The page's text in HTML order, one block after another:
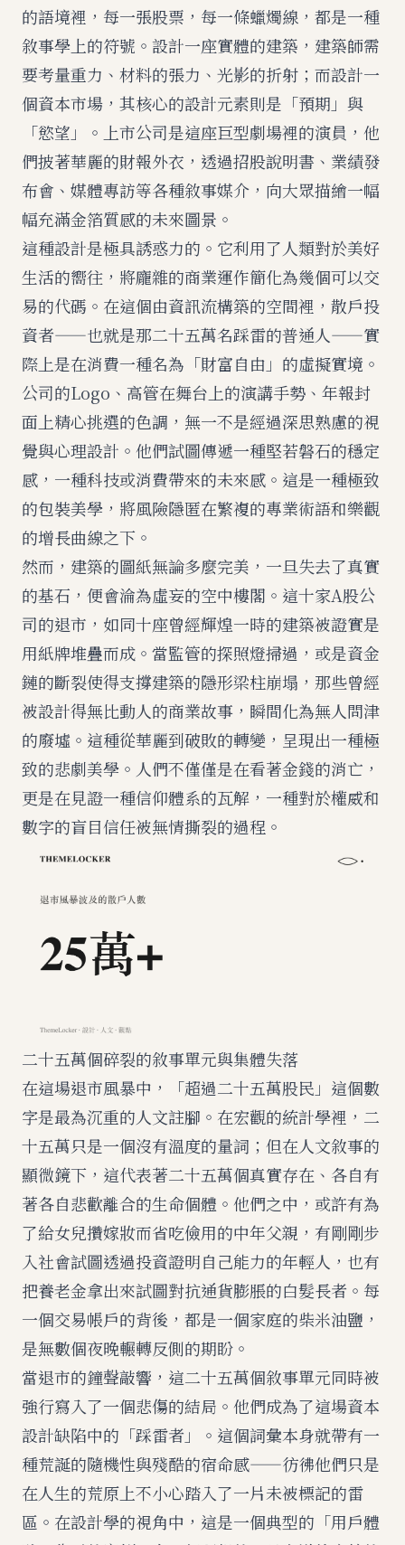
的語境裡，每一張股票，每一條蠟燭線，都是一種
敘事學上的符號。設計一座實體的建築，建築師需
要考量重力、材料的張力、光影的折射；而設計一
個資本市場，其核心的設計元素則是「預期」與
「慾望」。上市公司是這座巨型劇場裡的演員，他
們披著華麗的財報外衣，透過招股說明書、業績發
布會、媒體專訪等各種敘事媒介，向大眾描繪一幅
幅充滿金箔質感的未來圖景。
這種設計是極具誘惑力的。它利用了人類對於美好
生活的嚮往，將龐雜的商業運作簡化為幾個可以交
易的代碼。在這個由資訊流構築的空間裡，散戶投
資者——也就是那二十五萬名踩雷的普通人——實
際上是在消費一種名為「財富自由」的虛擬實境。
公司的Logo、高管在舞台上的演講手勢、年報封
面上精心挑選的色調，無一不是經過深思熟慮的視
覺與心理設計。他們試圖傳遞一種堅若磐石的穩定
感，一種科技或消費帶來的未來感。這是一種極致
的包裝美學，將風險隱匿在繁複的專業術語和樂觀
的增長曲線之下。
然而，建築的圖紙無論多麼完美，一旦失去了真實
的基石，便會淪為虛妄的空中樓閣。這十家A股公
司的退市，如同十座曾經輝煌一時的建築被證實是
用紙牌堆疊而成。當監管的探照燈掃過，或是資金
鏈的斷裂使得支撐建築的隱形梁柱崩塌，那些曾經
被設計得無比動人的商業故事，瞬間化為無人問津
的廢墟。這種從華麗到破敗的轉變，呈現出一種極
致的悲劇美學。人們不僅僅是在看著金錢的消亡，
更是在見證一種信仰體系的瓦解，一種對於權威和
數字的盲目信任被無情撕裂的過程。
二十五萬個碎裂的敘事單元與集體失落
在這場退市風暴中，「超過二十五萬股民」這個數
字是最為沉重的人文註腳。在宏觀的統計學裡，二
十五萬只是一個沒有溫度的量詞；但在人文敘事的
顯微鏡下，這代表著二十五萬個真實存在、各自有
著各自悲歡離合的生命個體。他們之中，或許有為
了給女兒攢嫁妝而省吃儉用的中年父親，有剛剛步
入社會試圖透過投資證明自己能力的年輕人，也有
把養老金拿出來試圖對抗通貨膨脹的白髮長者。每
一個交易帳戶的背後，都是一個家庭的柴米油鹽，
是無數個夜晚輾轉反側的期盼。
當退市的鐘聲敲響，這二十五萬個敘事單元同時被
強行寫入了一個悲傷的結局。他們成為了這場資本
設計缺陷中的「踩雷者」。這個詞彙本身就帶有一
種荒誕的隨機性與殘酷的宿命感——彷彿他們只是
在人生的荒原上不小心踏入了一片未被標記的雷
區。在設計學的視角中，這是一個典型的「用戶體